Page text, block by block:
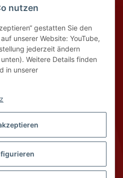
nutzen
gestatten Sie den
unserer Website: YouTube,
jederzeit ändern
Weitere Details finden
in unserer
Babenhausen
widerrufen
zzgl.Versand
WhatsApp – Click to Chat